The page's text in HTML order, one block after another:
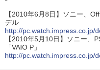
【2010年6月8日】ソニー、
デル
http://pc.watch.impress.co.jp/
【2010年5月10日】ソニー、
「VAIO P」
http://pc.watch.impress.co.jp/